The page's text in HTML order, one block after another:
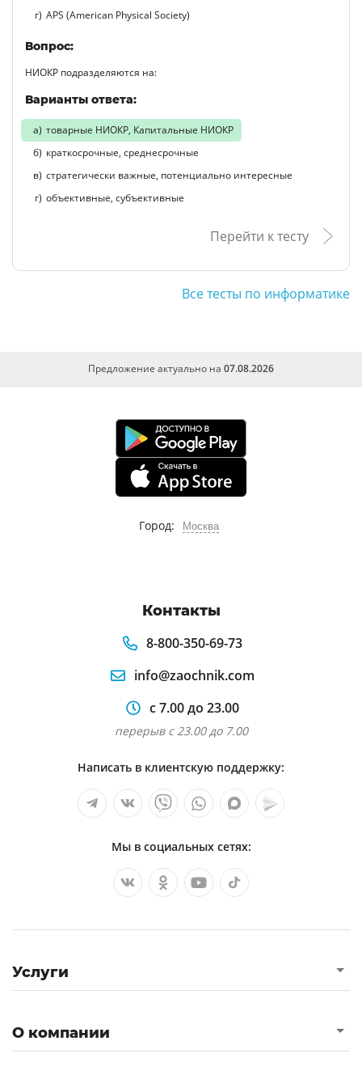
APS (American Physical Society)
Вопрос:
НИОКР подразделяются на:
Варианты ответа:
товарные НИОКР, Капитальные НИОКР
краткосрочные, среднесрочные
стратегически важные, потенциально интересные
объективные, субъективные
Перейти к тесту
Все тесты по информатике
Предложение актуально на 07.08.2026
Город: Москва
Контакты
8-800-350-69-73
info@zaochnik.com
с 7.00 до 23.00
перерыв с 23.00 до 7.00
Написать в клиентскую поддержку:
Мы в социальных сетях:
Услуги
О компании